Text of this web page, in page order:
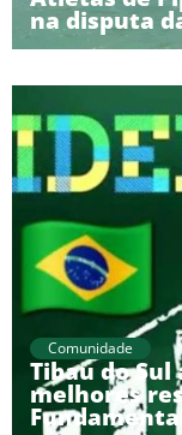
na disputa
Comunidade
Tibau do Sul
melhores